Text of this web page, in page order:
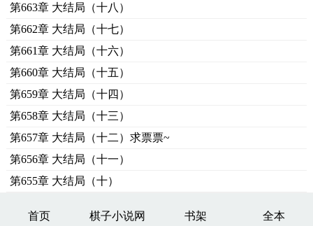
第663章 大结局（十八）
第662章 大结局（十七）
第661章 大结局（十六）
第660章 大结局（十五）
第659章 大结局（十四）
第658章 大结局（十三）
第657章 大结局（十二）求票票~
第656章 大结局（十一）
第655章 大结局（十）
首页 棋子小说网 书架 全本